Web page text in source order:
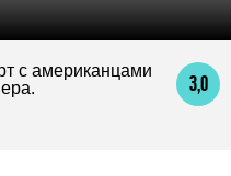
3,0
с американцами